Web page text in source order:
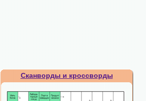
Сканворды и кроссворды